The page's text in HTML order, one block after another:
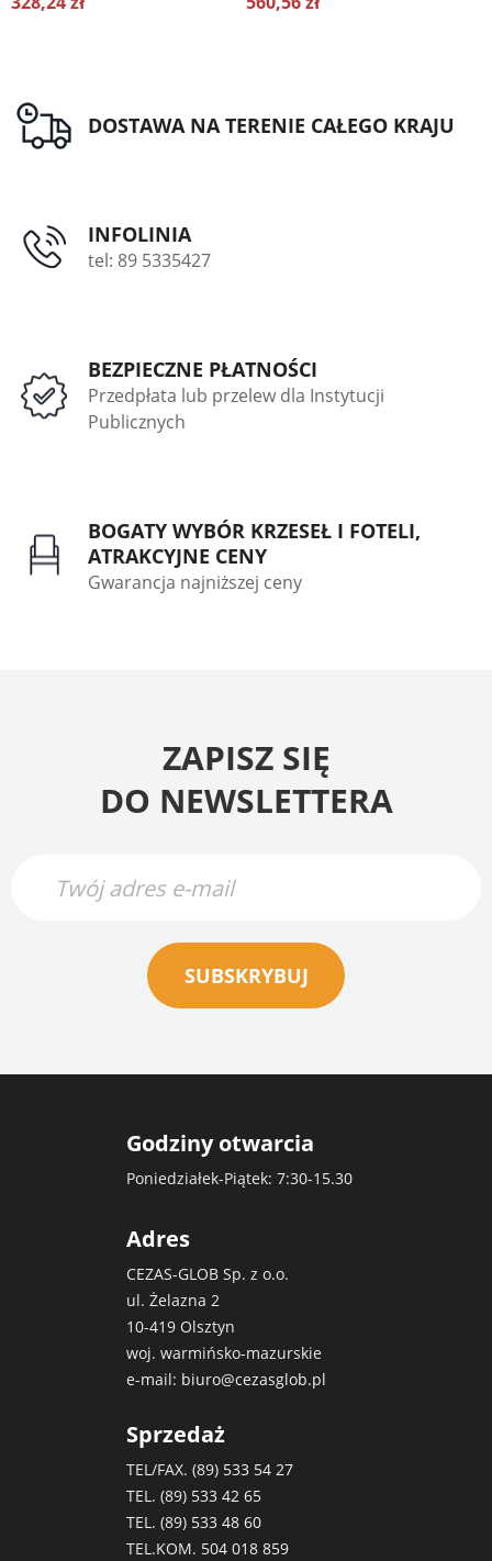
DOSTAWA NA TERENIE CAŁEGO KRAJU
INFOLINIA
tel: 89 5335427
BEZPIECZNE PŁATNOŚCI
Przedpłata lub przelew dla Instytucji
Publicznych
BOGATY WYBÓR KRZESEŁ I FOTELI,
ATRAKCYJNE CENY
Gwarancja najniższej ceny
ZAPISZ SIĘ
DO NEWSLETTERA
SUBSKRYBUJ
Godziny otwarcia
Poniedziałek-Piątek: 7:30-15.30
Adres
CEZAS-GLOB Sp. z o.o.
ul. Żelazna 2
10-419 Olsztyn
woj. warmińsko-mazurskie
e-mail: biuro@cezasglob.pl
Sprzedaż
TEL/FAX. (89) 533 54 27
TEL. (89) 533 42 65
TEL. (89) 533 48 60
TEL.KOM. 504 018 859